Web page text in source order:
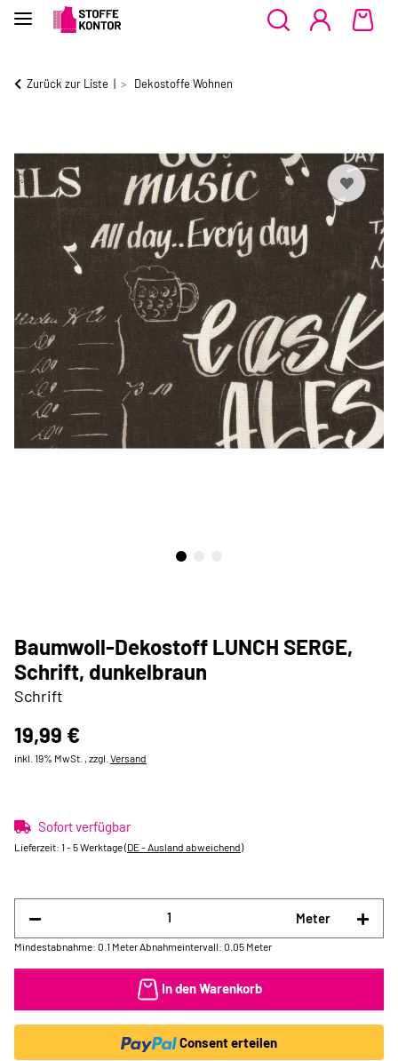
Zurück zur Liste Dekostoffe Wohnen
Baumwoll-Dekostoff LUNCH SERGE,
Schrift, dunkelbraun
Schrift
19,99 €
inkl. 19% MwSt. , zzgl. Versand
Sofort verfügbar
Lieferzeit: 1 - 5 Werktage(DE - Ausland abweichend)
Meter
Mindestabnahme: 0.1 Meter Abnahmeintervall: 0.05 Meter
In den Warenkorb
Consent erteilen